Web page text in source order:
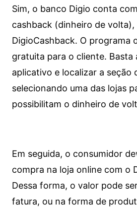
Sim, o banco Digio conta
cashback (dinheiro de volta),
DigioCashback. O programa
gratuita para o cliente. Basta
aplicativo e localizar a seção
selecionando uma das lojas
possibilitam o dinheiro de
Em seguida, o consumidor
compra na loja online com o
Dessa forma, o valor pode
fatura, ou na forma de